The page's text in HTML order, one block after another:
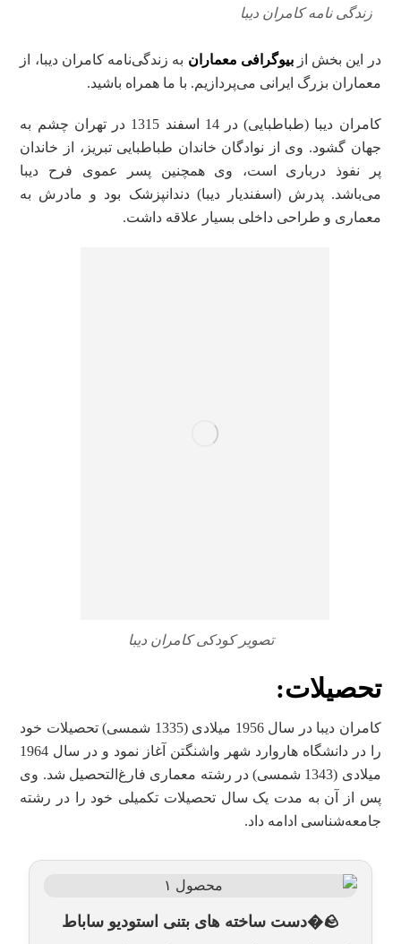
زندگی نامه کامران دیبا
در این بخش ازبیوگرافی معماران به زندگی‌نامه کامران دیبا، از
معماران بزرگ ایرانی می‌پردازیم. با ما همراه باشید.
کامران دیبا (طباطبایی) در 14 اسفند 1315 در تهران چشم به
جهان گشود. وی از نوادگان خاندان طباطبایی تبریز، از خاندان
پر نفوذ درباری است، وی همچنین پسر عموی فرح دیبا
می‌باشد. پدرش (اسفندیار دیبا) دندانپزشک بود و مادرش به
معماری و طراحی داخلی بسیار علاقه داشت.
تصویر کودکی کامران دیبا
تحصیلات:
کامران دیبا در سال 1956 میلادی (1335 شمسی) تحصیلات خود
را در دانشگاه هاروارد شهر واشنگتن آغاز نمود و در سال 1964
میلادی (1343 شمسی) در رشته معماری فارغ‌التحصیل شد. وی
پس از آن به مدت یک سال تحصیلات تکمیلی خود را در رشته
جامعه‌شناسی ادامه داد.
🪨�دست ساخته های بتنی استودیو ساباط